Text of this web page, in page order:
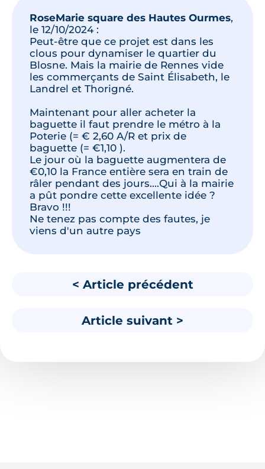
RoseMarie square des Hautes Ourmes,
le 12/10/2024:
Peut-être que ce projet est dans les
clous pour dynamiser le quartier du
Blosne. Mais la mairie de Rennes vide
les commerçants de Saint Élisabeth, le
Landrel et Thorigné.
Maintenant pour aller acheter la
baguette il faut prendre le métro à la
Poterie (= € 2,60 A/R et prix de
baguette (= €1,10 ).
Le jour où la baguette augmentera de
€0,10 la France entière sera en train de
râler pendant des jours....Qui à la mairie
a pût pondre cette excellente idée ?
Bravo !!!
Ne tenez pas compte des fautes, je
viens d'un autre pays
< Article précédent
Article suivant >